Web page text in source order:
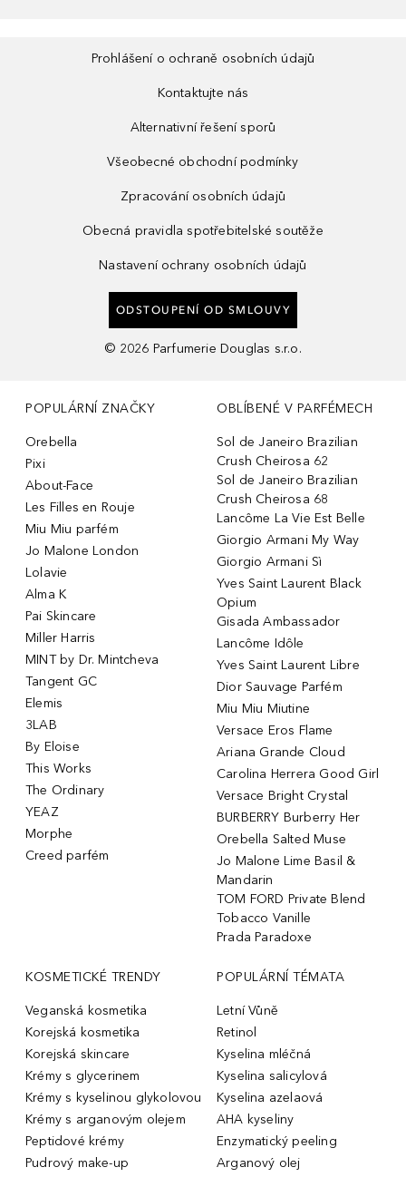
Prohlášení o ochraně osobních údajů
Kontaktujte nás
Alternativní řešení sporů
Všeobecné obchodní podmínky
Zpracování osobních údajů
Obecná pravidla spotřebitelské soutěže
Nastavení ochrany osobních údajů
ODSTOUPENÍ OD SMLOUVY
© 2026 Parfumerie Douglas s.r.o.
POPULÁRNÍ ZNAČKY
Orebella
Pixi
About-Face
Les Filles en Rouje
Miu Miu parfém
Jo Malone London
Lolavie
Alma K
Pai Skincare
Miller Harris
MINT by Dr. Mintcheva
Tangent GC
Elemis
3LAB
By Eloise
This Works
The Ordinary
YEAZ
Morphe
Creed parfém
OBLÍBENÉ V PARFÉMECH
Sol de Janeiro Brazilian
Crush Cheirosa 62
Sol de Janeiro Brazilian
Crush Cheirosa 68
Lancôme La Vie Est Belle
Giorgio Armani My Way
Giorgio Armani Sì
Yves Saint Laurent Black
Opium
Gisada Ambassador
Lancôme Idôle
Yves Saint Laurent Libre
Dior Sauvage Parfém
Miu Miu Miutine
Versace Eros Flame
Ariana Grande Cloud
Carolina Herrera Good Girl
Versace Bright Crystal
BURBERRY Burberry Her
Orebella Salted Muse
Jo Malone Lime Basil &
Mandarin
TOM FORD Private Blend
Tobacco Vanille
Prada Paradoxe
KOSMETICKÉ TRENDY
Veganská kosmetika
Korejská kosmetika
Korejská skincare
Krémy s glycerinem
Krémy s kyselinou glykolovou
Krémy s arganovým olejem
Peptidové krémy
Pudrový make-up
POPULÁRNÍ TÉMATA
Letní Vůně
Retinol
Kyselina mléčná
Kyselina salicylová
Kyselina azelaová
AHA kyseliny
Enzymatický peeling
Arganový olej